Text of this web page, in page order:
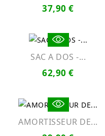
37,90 €
SAC A DOS -...
62,90 €
AMORTISSEUR DE...